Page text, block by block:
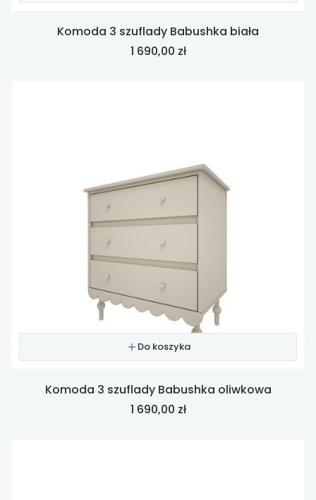
Komoda 3 szuflady Babushka biała
Cena
1 690,00 zł
Do koszyka
Komoda 3 szuflady Babushka oliwkowa
Cena
1 690,00 zł